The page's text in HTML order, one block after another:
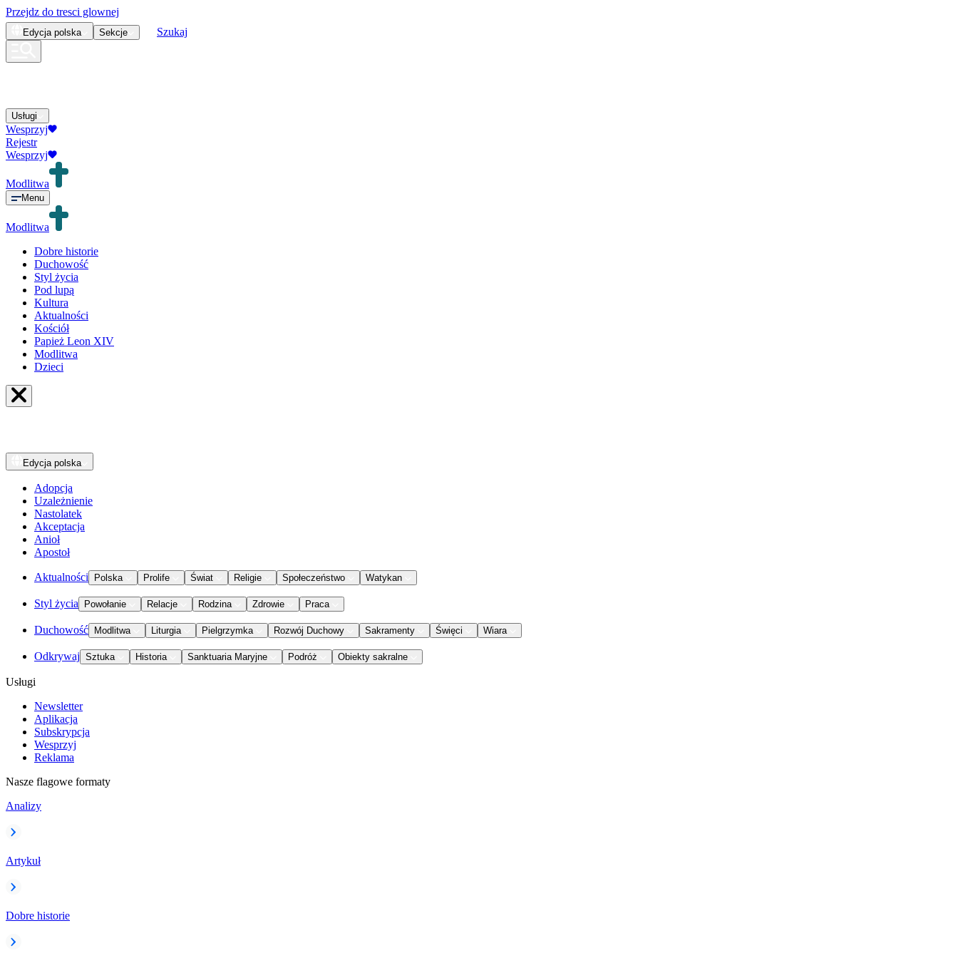
Przejdz do tresci glownej
Edycja polska Sekcje Szukaj
Usługi
Wesprzyj
Rejestr
Wesprzyj
Modlitwa
Menu
Modlitwa
Dobre historie
Duchowość
Styl życia
Pod lupą
Kultura
Aktualności
Kościół
Papież Leon XIV
Modlitwa
Dzieci
Edycja polska
Adopcja
Uzależnienie
Nastolatek
Akceptacja
Anioł
Apostoł
Aktualności Polska Prolife Świat Religie Społeczeństwo Watykan
Styl życia Powołanie Relacje Rodzina Zdrowie Praca
Duchowość Modlitwa Liturgia Pielgrzymka Rozwój Duchowy Sakramenty Święci Wiara
Odkrywaj Sztuka Historia Sanktuaria Maryjne Podróż Obiekty sakralne
Usługi
Newsletter
Aplikacja
Subskrypcja
Wesprzyj
Reklama
Nasze flagowe formaty
Analizy
Artykuł
Dobre historie